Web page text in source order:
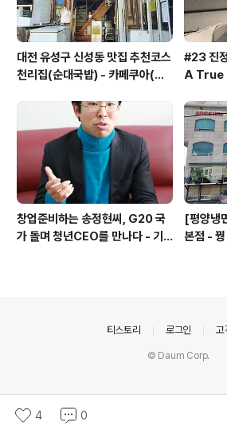
대전 유성구 신성동 맛집 추천코스
천리집(순대국밥) - 카페쿠아(커
#23 진
A True
창업준비하는 송정현씨, G20 국
가 돌며 청년CEO를 만나다 - 기
[평양냉
본점 - 꿩
4 0
티스토리 로그인 고
© Daum Corp.